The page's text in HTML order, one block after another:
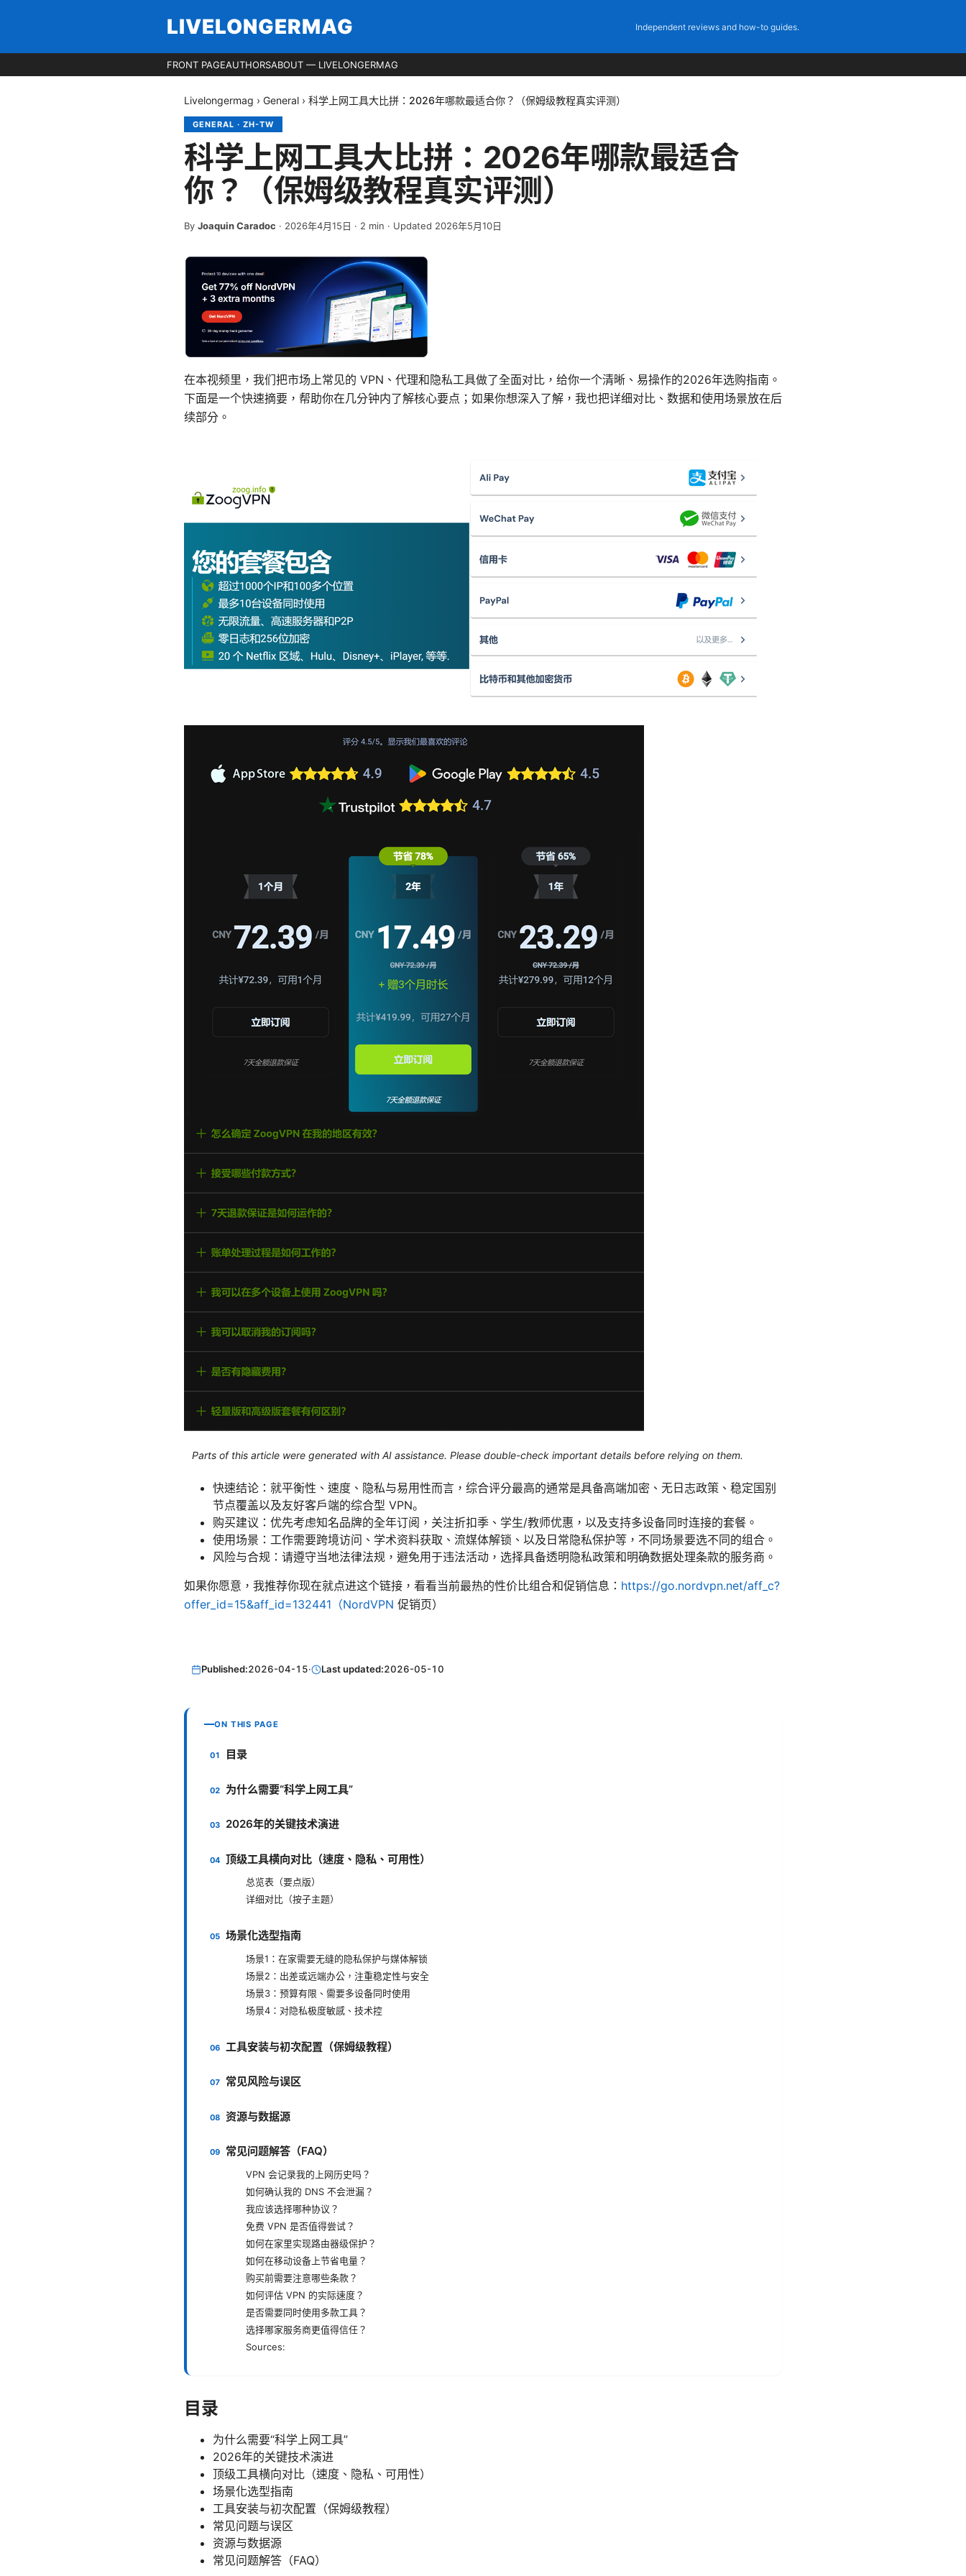
LIVELONGERMAG Independent reviews and how-to guides.
FRONT PAGEAUTHORSABOUT — LIVELONGERMAG
Livelongermag › General › 科学上网工具大比拼：2026年哪款最适合你？（保姆级教程真实评测）
GENERAL · ZH-TW
科学上网工具大比拼：2026年哪款最适合
你？（保姆级教程真实评测）
By Joaquin Caradoc · 2026年4月15日 · 2 min · Updated 2026年5月10日
在本视频里，我们把市场上常见的 VPN、代理和隐私工具做了全面对比，给你一个清晰、易操作的2026年选购指南。
下面是一个快速摘要，帮助你在几分钟内了解核心要点；如果你想深入了解，我也把详细对比、数据和使用场景放在后
续部分。
Parts of this article were generated with AI assistance. Please double-check important details before relying on them.
快速结论：就平衡性、速度、隐私与易用性而言，综合评分最高的通常是具备高端加密、无日志政策、稳定国别
节点覆盖以及友好客户端的综合型 VPN。
购买建议：优先考虑知名品牌的全年订阅，关注折扣季、学生/教师优惠，以及支持多设备同时连接的套餐。
使用场景：工作需要跨境访问、学术资料获取、流媒体解锁、以及日常隐私保护等，不同场景要选不同的组合。
风险与合规：请遵守当地法律法规，避免用于违法活动，选择具备透明隐私政策和明确数据处理条款的服务商。
如果你愿意，我推荐你现在就点进这个链接，看看当前最热的性价比组合和促销信息： https://go.nordvpn.net/aff_c?
offer_id=15&aff_id=132441（NordVPN 促销页）
Published:2026-04-15· Last updated:2026-05-10
ON THIS PAGE
目录
为什么需要“科学上网工具”
2026年的关键技术演进
顶级工具横向对比（速度、隐私、可用性）
总览表（要点版）
详细对比（按子主题）
场景化选型指南
场景1：在家需要无缝的隐私保护与媒体解锁
场景2：出差或远端办公，注重稳定性与安全
场景3：预算有限、需要多设备同时使用
场景4：对隐私极度敏感、技术控
工具安装与初次配置（保姆级教程）
常见风险与误区
资源与数据源
常见问题解答（FAQ）
VPN 会记录我的上网历史吗？
如何确认我的 DNS 不会泄漏？
我应该选择哪种协议？
免费 VPN 是否值得尝试？
如何在家里实现路由器级保护？
如何在移动设备上节省电量？
购买前需要注意哪些条款？
如何评估 VPN 的实际速度？
是否需要同时使用多款工具？
选择哪家服务商更值得信任？
Sources:
目录
为什么需要“科学上网工具”
2026年的关键技术演进
顶级工具横向对比（速度、隐私、可用性）
场景化选型指南
工具安装与初次配置（保姆级教程）
常见问题与误区
资源与数据源
常见问题解答（FAQ）